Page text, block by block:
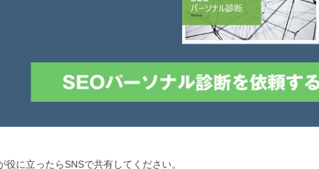
役に立ったらSNSで共有してください。